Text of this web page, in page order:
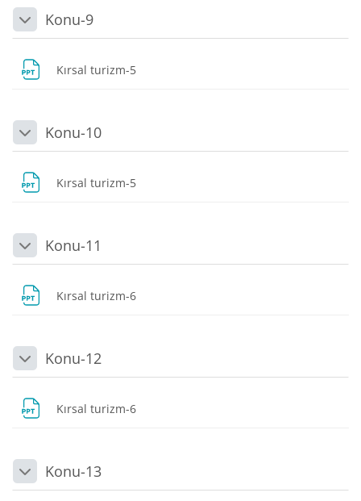
DaraltKonu-9
Kırsal turizm-5
DaraltKonu-10
Kırsal turizm-5
DaraltKonu-11
Kırsal turizm-6
DaraltKonu-12
Kırsal turizm-6
DaraltKonu-13